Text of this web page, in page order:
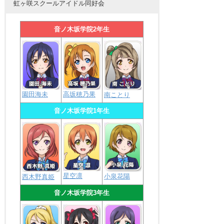
虹ヶ咲スクールアイドル同好会
音ノ木坂学院2年生
園田海未 高坂穂乃果 南ことり
音ノ木坂学院1年生
西木野真姫 星空凛 小泉花陽
音ノ木坂学院3年生